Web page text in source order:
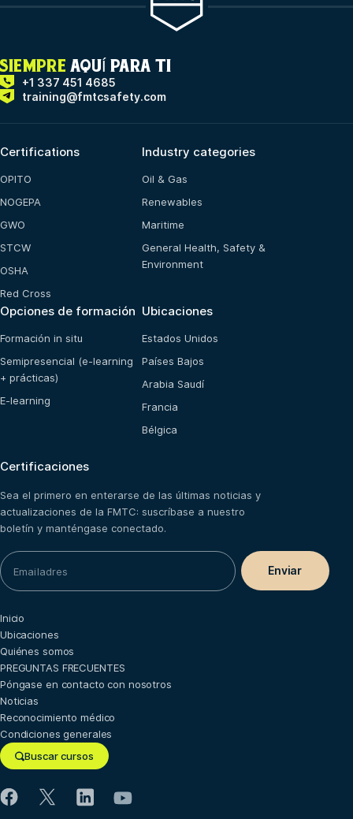
SIEMPRE AQUÍ PARA TI
+1 337 451 4685
training@fmtcsafety.com
Certifications
OPITO
NOGEPA
GWO
STCW
OSHA
Red Cross
Industry categories
Oil & Gas
Renewables
Maritime
General Health, Safety &
Environment
Opciones de formación
Formación in situ
Semipresencial (e-learning
+ prácticas)
E-learning
Ubicaciones
Estados Unidos
Países Bajos
Arabia Saudí
Francia
Bélgica
Certificaciones
Sea el primero en enterarse de las últimas noticias y
actualizaciones de la FMTC: suscríbase a nuestro
boletín y manténgase conectado.
Buscar cursos
Inicio
Ubicaciones
Quiénes somos
PREGUNTAS FRECUENTES
Póngase en contacto con nosotros
Noticias
Reconocimiento médico
Condiciones generales